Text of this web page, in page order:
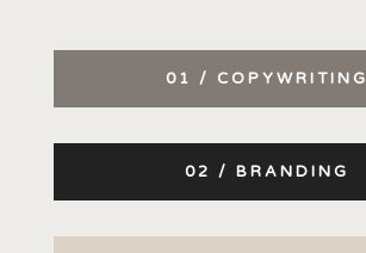
01 / COPYWRITING
02 / BRANDING